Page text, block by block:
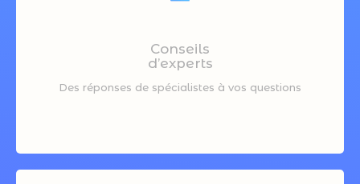
Conseils
d’experts
Des réponses de spécialistes à vos questions